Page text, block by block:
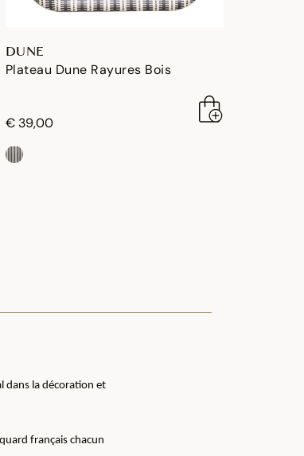
DUNE
Plateau Dune Rayures Bois
€ 39,00
dans la décoration et
français chacun